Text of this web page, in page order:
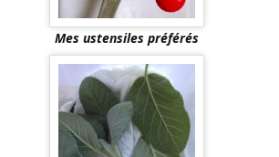
Mes ustensiles préférés